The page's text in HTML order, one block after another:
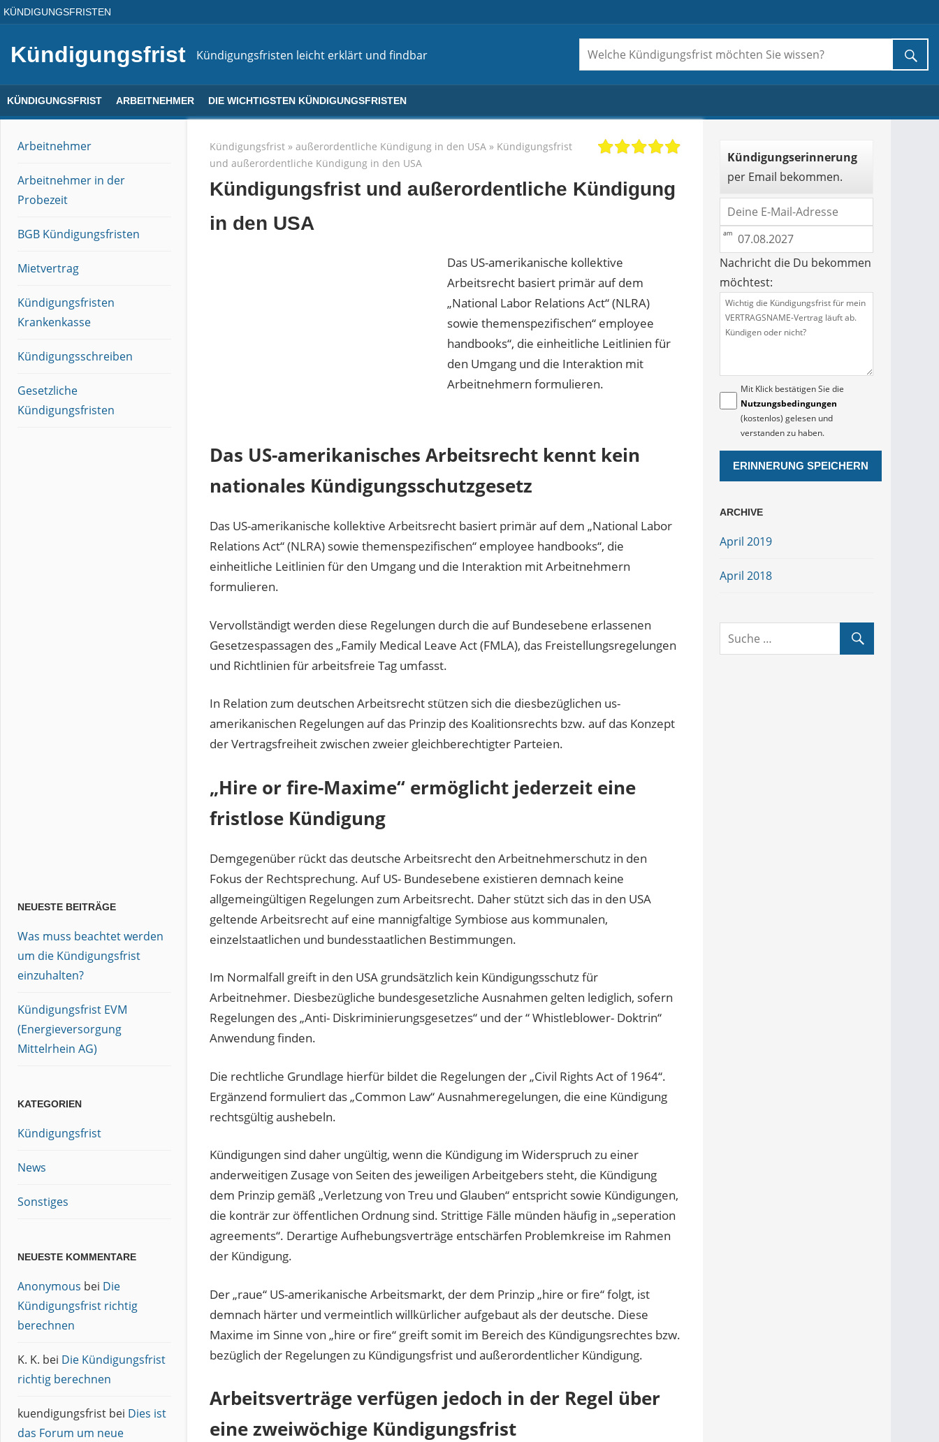
Direkt
Inhalt
KÜNDIGUNGSFRISTEN
Kündigungsfrist Kündigungsfristen leicht erklärt und findbar
KÜNDIGUNGSFRIST ARBEITNEHMER DIE WICHTIGSTEN KÜNDIGUNGSFRISTEN
Kündigungsfrist» außerordentliche Kündigung in den USA» Kündigungsfrist
und außerordentliche Kündigung in den USA
Kündigungsfrist und außerordentliche Kündigung
in den USA
Das US-amerikanische kollektive
Arbeitsrecht basiert primär auf dem
„National Labor Relations Act“ (NLRA)
sowie themenspezifischen“ employee
handbooks“, die einheitliche Leitlinien für
den Umgang und die Interaktion mit
Arbeitnehmern formulieren.
Das US-amerikanisches Arbeitsrecht kennt kein
nationales Kündigungsschutzgesetz
Das US-amerikanische kollektive Arbeitsrecht basiert primär auf dem „National Labor
Relations Act“ (NLRA) sowie themenspezifischen“ employee handbooks“, die
einheitliche Leitlinien für den Umgang und die Interaktion mit Arbeitnehmern
formulieren.
Vervollständigt werden diese Regelungen durch die auf Bundesebene erlassenen
Gesetzespassagen des „Family Medical Leave Act (FMLA), das Freistellungsregelungen
und Richtlinien für arbeitsfreie Tag umfasst.
In Relation zum deutschen Arbeitsrecht stützen sich die diesbezüglichen us-
amerikanischen Regelungen auf das Prinzip des Koalitionsrechts bzw. auf das Konzept
der Vertragsfreiheit zwischen zweier gleichberechtigter Parteien.
„Hire or fire-Maxime“ ermöglicht jederzeit eine
fristlose Kündigung
Demgegenüber rückt das deutsche Arbeitsrecht den Arbeitnehmerschutz in den
Fokus der Rechtsprechung. Auf US- Bundesebene existieren demnach keine
allgemeingültigen Regelungen zum Arbeitsrecht. Daher stützt sich das in den USA
geltende Arbeitsrecht auf eine mannigfaltige Symbiose aus kommunalen,
einzelstaatlichen und bundesstaatlichen Bestimmungen.
Im Normalfall greift in den USA grundsätzlich kein Kündigungsschutz für
Arbeitnehmer. Diesbezügliche bundesgesetzliche Ausnahmen gelten lediglich, sofern
Regelungen des „Anti- Diskriminierungsgesetzes“ und der “ Whistleblower- Doktrin“
Anwendung finden.
Die rechtliche Grundlage hierfür bildet die Regelungen der „Civil Rights Act of 1964“.
Ergänzend formuliert das „Common Law“ Ausnahmeregelungen, die eine Kündigung
rechtsgültig aushebeln.
Kündigungen sind daher ungültig, wenn die Kündigung im Widerspruch zu einer
anderweitigen Zusage von Seiten des jeweiligen Arbeitgebers steht, die Kündigung
dem Prinzip gemäß „Verletzung von Treu und Glauben“ entspricht sowie Kündigungen,
die konträr zur öffentlichen Ordnung sind. Strittige Fälle münden häufig in „seperation
agreements“. Derartige Aufhebungsverträge entschärfen Problemkreise im Rahmen
der Kündigung.
Der „raue“ US-amerikanische Arbeitsmarkt, der dem Prinzip „hire or fire“ folgt, ist
demnach härter und vermeintlich willkürlicher aufgebaut als der deutsche. Diese
Maxime im Sinne von „hire or fire“ greift somit im Bereich des Kündigungsrechtes bzw.
bezüglich der Regelungen zu Kündigungsfrist und außerordentlicher Kündigung.
Arbeitsverträge verfügen jedoch in der Regel über
eine zweiwöchige Kündigungsfrist
Arbeitnehmer
Arbeitnehmer in der
Probezeit
BGB Kündigungsfristen
Mietvertrag
Kündigungsfristen
Krankenkasse
Kündigungsschreiben
Gesetzliche
Kündigungsfristen
NEUESTE BEITRÄGE
Was muss beachtet werden
um die Kündigungsfrist
einzuhalten?
Kündigungsfrist EVM
(Energieversorgung
Mittelrhein AG)
KATEGORIEN
Kündigungsfrist
News
Sonstiges
NEUESTE KOMMENTARE
Anonymous bei Die
Kündigungsfrist richtig
berechnen
K. K. bei Die Kündigungsfrist
richtig berechnen
kuendigungsfrist bei Dies ist
das Forum um neue
Kündigungserinnerung
per Email bekommen.
Nachricht die Du bekommen
möchtest:
Mit Klick bestätigen Sie die
Nutzungsbedingungen
(kostenlos) gelesen und
verstanden zu haben.
ARCHIVE
April 2019
April 2018